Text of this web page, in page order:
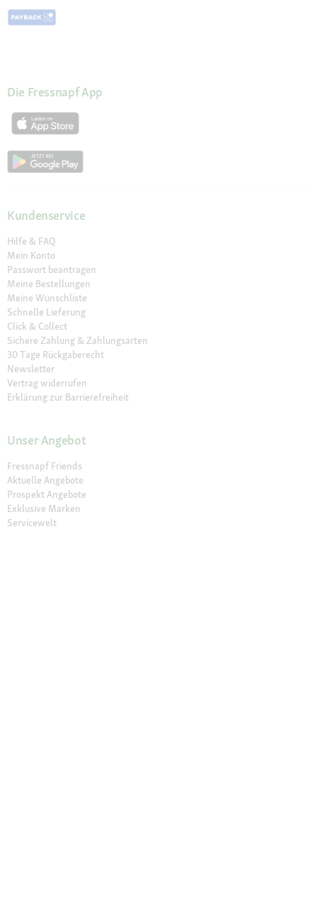
Die Fressnapf App
Kundenservice
Hilfe & FAQ
Mein Konto
Passwort beantragen
Meine Bestellungen
Meine Wunschliste
Schnelle Lieferung
Click & Collect
Sichere Zahlung & Zahlungsarten
30 Tage Rückgaberecht
Newsletter
Vertrag widerrufen
Erklärung zur Barrierefreiheit
Unser Angebot
Fressnapf Friends
Aktuelle Angebote
Prospekt Angebote
Exklusive Marken
Servicewelt